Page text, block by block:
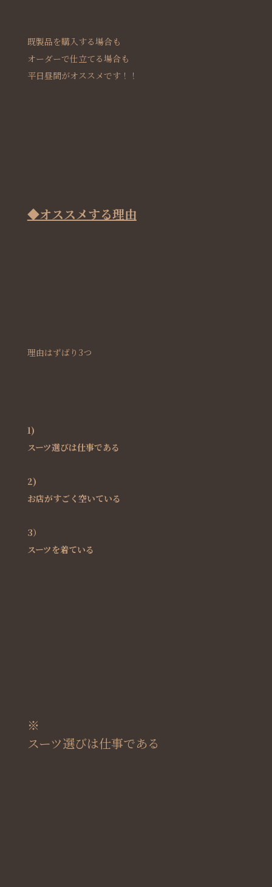
既製品を購入する場合も
オーダーで仕立てる場合も
平日昼間がオススメです！！
◆オススメする理由
理由はずばり3つ
1)
スーツ選びは仕事である
2)
お店がすごく空いている
3）
スーツを着ている
※
スーツ選びは仕事である